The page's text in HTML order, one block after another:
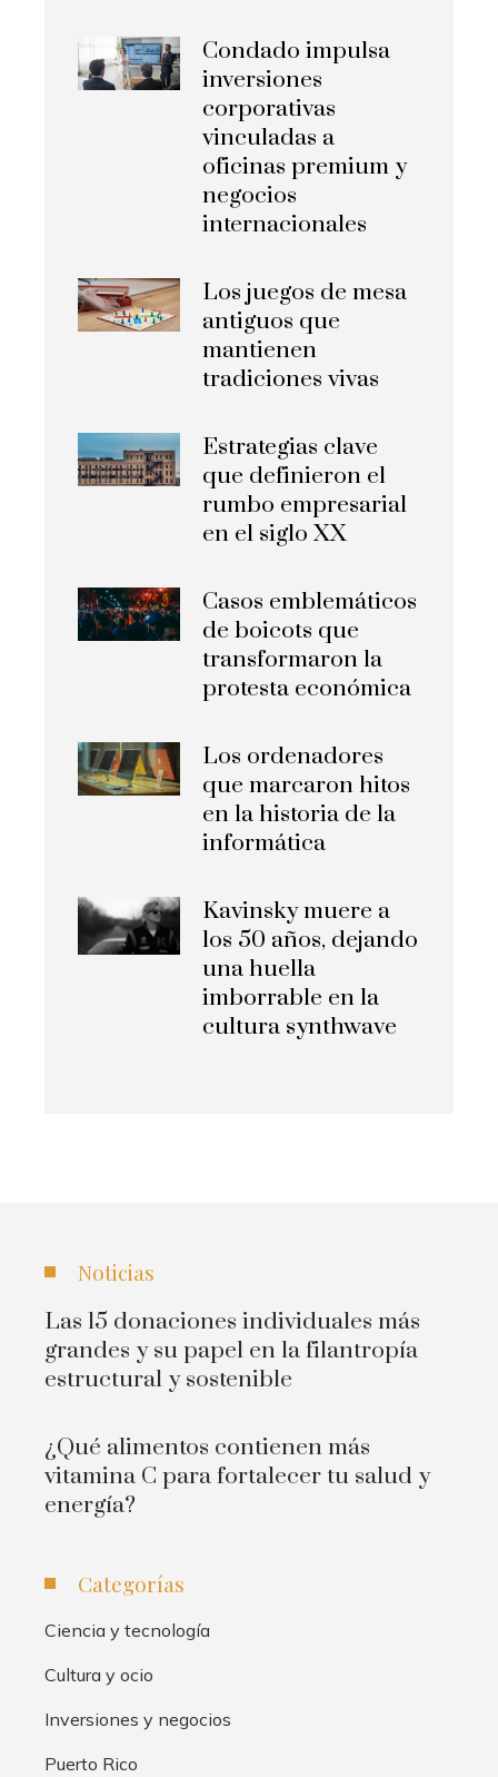
Condado impulsa
inversiones
corporativas
vinculadas a
oficinas premium y
negocios
internacionales
Los juegos de mesa
antiguos que
mantienen
tradiciones vivas
Estrategias clave
que definieron el
rumbo empresarial
en el siglo XX
Casos emblemáticos
de boicots que
transformaron la
protesta económica
Los ordenadores
que marcaron hitos
en la historia de la
informática
Kavinsky muere a
los 50 años, dejando
una huella
imborrable en la
cultura synthwave
Noticias
Las 15 donaciones individuales más
grandes y su papel en la filantropía
estructural y sostenible
¿Qué alimentos contienen más
vitamina C para fortalecer tu salud y
energía?
Categorías
Ciencia y tecnología
Cultura y ocio
Inversiones y negocios
Puerto Rico